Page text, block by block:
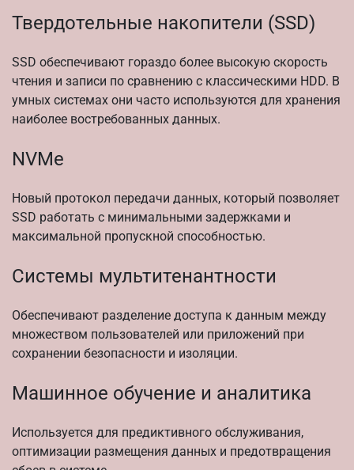
Твердотельные накопители (SSD)
SSD обеспечивают гораздо более высокую скорость
чтения и записи по сравнению с классическими HDD. В
умных системах они часто используются для хранения
наиболее востребованных данных.
NVMe
Новый протокол передачи данных, который позволяет
SSD работать с минимальными задержками и
максимальной пропускной способностью.
Системы мультитенантности
Обеспечивают разделение доступа к данным между
множеством пользователей или приложений при
сохранении безопасности и изоляции.
Машинное обучение и аналитика
Используется для предиктивного обслуживания,
оптимизации размещения данных и предотвращения